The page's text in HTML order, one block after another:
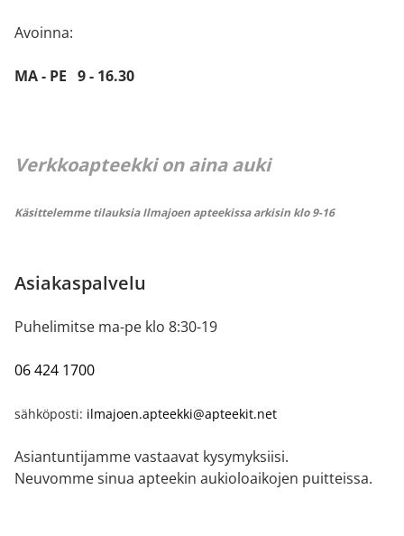
Avoinna:
MA - PE 9 - 16.30
Verkkoapteekki on aina auki
Käsittelemme tilauksia Ilmajoen apteekissa arkisin klo 9-16
Asiakaspalvelu
Puhelimitse ma-pe klo 8:30-19
06 424 1700
sähköposti: ilmajoen.apteekki@apteekit.net
Asiantuntijamme vastaavat kysymyksiisi.
Neuvomme sinua apteekin aukioloaikojen puitteissa.